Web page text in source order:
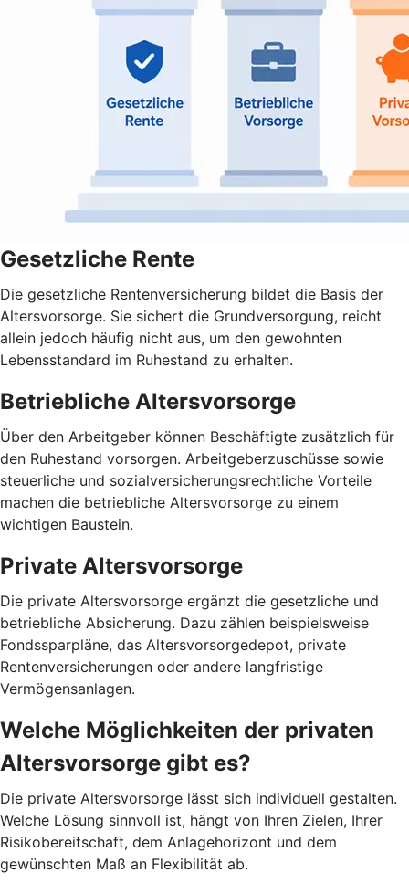
Gesetzliche Rente
Die gesetzliche Rentenversicherung bildet die Basis der
Altersvorsorge. Sie sichert die Grundversorgung, reicht
allein jedoch häufig nicht aus, um den gewohnten
Lebensstandard im Ruhestand zu erhalten.
Betriebliche Altersvorsorge
Über den Arbeitgeber können Beschäftigte zusätzlich für
den Ruhestand vorsorgen. Arbeitgeberzuschüsse sowie
steuerliche und sozialversicherungsrechtliche Vorteile
machen die betriebliche Altersvorsorge zu einem
wichtigen Baustein.
Private Altersvorsorge
Die private Altersvorsorge ergänzt die gesetzliche und
betriebliche Absicherung. Dazu zählen beispielsweise
Fondssparpläne, das Altersvorsorgedepot, private
Rentenversicherungen oder andere langfristige
Vermögensanlagen.
Welche Möglichkeiten der privaten
Altersvorsorge gibt es?
Die private Altersvorsorge lässt sich individuell gestalten.
Welche Lösung sinnvoll ist, hängt von Ihren Zielen, Ihrer
Risikobereitschaft, dem Anlagehorizont und dem
gewünschten Maß an Flexibilität ab.